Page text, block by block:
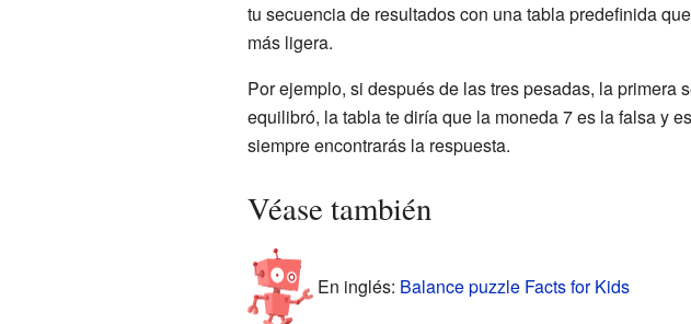
tu secuencia de resultados con una tabla predefinida
más ligera.
Por ejemplo, si después de las tres pesadas, la
equilibró, la tabla te diría que la moneda 7 es la falsa y
siempre encontrarás la respuesta.
Véase también
En inglés: Balance puzzle Facts for Kids